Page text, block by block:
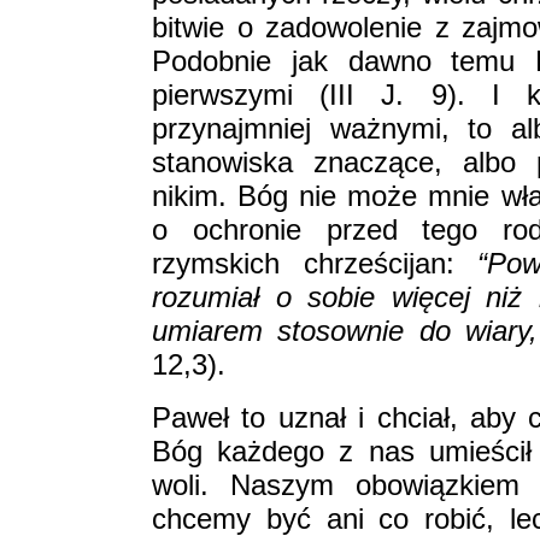
bitwie o zadowolenie z
Podobnie jak dawno temu
pierwszymi (III J. 9). I
przynajmniej ważnymi, to
stanowiska znaczące, albo
nikim. Bóg nie może mnie
o ochronie przed tego
rzymskich chrześcijan:
rozumiał o sobie więcej
umiarem stosownie do
12,3).
Paweł to uznał i chciał,
Bóg każdego z nas
woli. Naszym
chcemy być ani co robić,